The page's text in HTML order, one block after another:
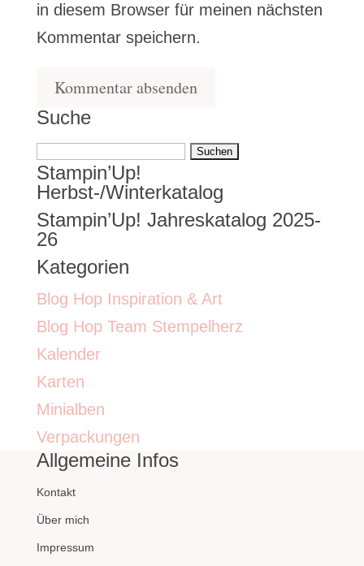
in diesem Browser für meinen nächsten
Kommentar speichern.
Suche
Suchen
nach:
Stampin’Up!
Herbst-/Winterkatalog
Stampin’Up! Jahreskatalog 2025-
26
Kategorien
Blog Hop Inspiration & Art
Blog Hop Team Stempelherz
Kalender
Karten
Minialben
Verpackungen
Allgemeine Infos
Kontakt
Über mich
Impressum